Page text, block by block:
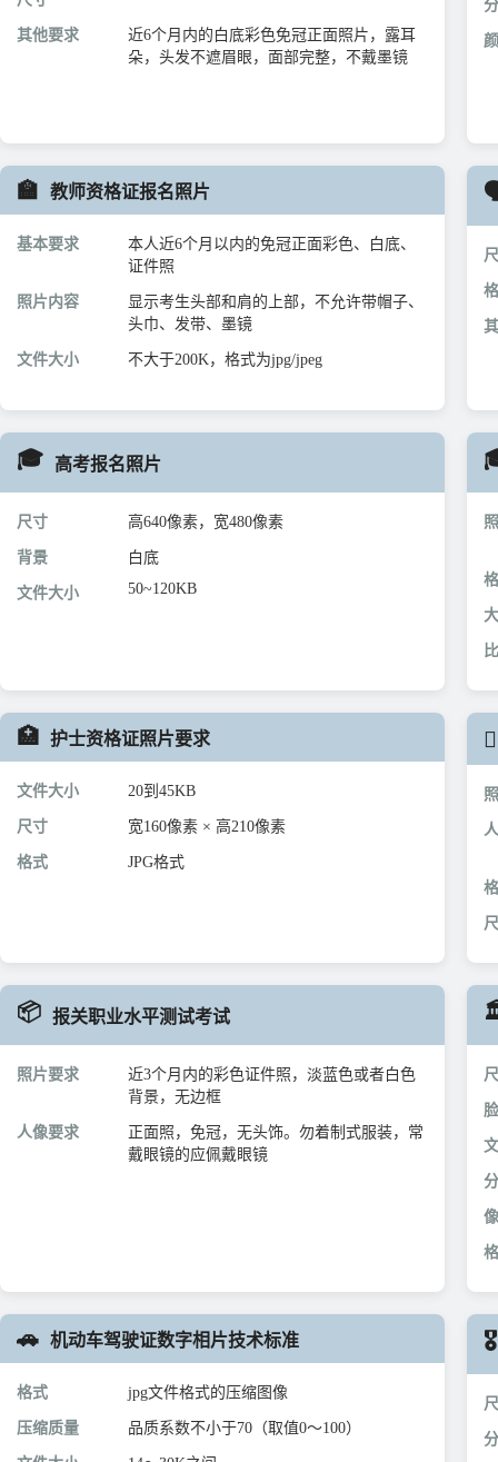
其他要求
近6个月内的白底彩色免冠正面照片，露耳
朵，头发不遮眉眼，面部完整，不戴墨镜
🏫 教师资格证报名照片
基本要求
本人近6个月以内的免冠正面彩色、白底、
证件照
照片内容
显示考生头部和肩的上部，不允许带帽子、
头巾、发带、墨镜
文件大小 不大于200K，格式为jpg/jpeg
🎓 高考报名照片
尺寸 高640像素，宽480像素
背景 白底
文件大小 50~120KB
🏥 护士资格证照片要求
文件大小 20到45KB
尺寸 宽160像素 × 高210像素
格式 JPG格式
📦 报关职业水平测试考试
照片要求
近3个月内的彩色证件照，淡蓝色或者白色
背景，无边框
人像要求
正面照，免冠，无头饰。勿着制式服装，常
戴眼镜的应佩戴眼镜
🚗 机动车驾驶证数字相片技术标准
格式 jpg文件格式的压缩图像
压缩质量 品质系数不小于70（取值0～100）
🎖️